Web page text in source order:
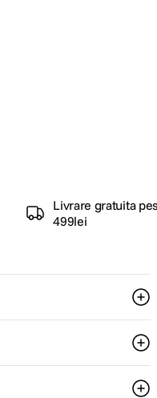
Livrare gratuita
499lei